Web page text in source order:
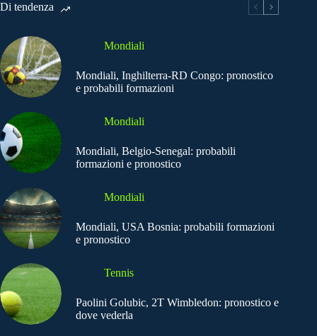
Di tendenza
Mondiali
Mondiali, Inghilterra-RD Congo: pronostico
e probabili formazioni
Mondiali
Mondiali, Belgio-Senegal: probabili
formazioni e pronostico
Mondiali
Mondiali, USA Bosnia: probabili formazioni
e pronostico
Tennis
Paolini Golubic, 2T Wimbledon: pronostico e
dove vederla